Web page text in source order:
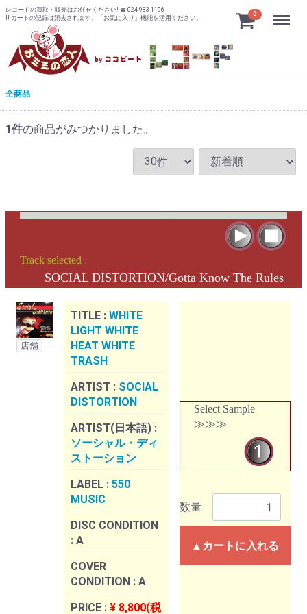
レコードの買取・販売はお任せください! ☎ 024-983-1196
!! カートの記録は消去されます、「お気に入り」機能を活用ください。
0 Menu
全商品
1件の商品がみつかりました。
Track selected :
SOCIAL DISTORTION/Gotta Know The Rules
店舗
TITLE : WHITE
LIGHT WHITE
HEAT WHITE
TRASH
ARTIST : SOCIAL
DISTORTION
ARTIST(日本語) :
ソーシャル・ディ
ストーション
LABEL : 550
MUSIC
DISC CONDITION
: A
COVER
CONDITION : A
PRICE : ¥ 8,800(税
Select Sample
≫≫≫
数量
▲カートに入れる